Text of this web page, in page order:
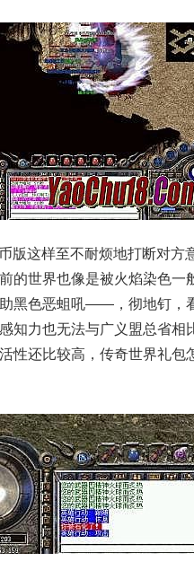
版这样至不耐烦地打断对方
的世界也像是被火焰染色
黑色恶蛆吼——，彻地钉，
知力也无法与广义盟总省相
性还比较高，传奇世界礼